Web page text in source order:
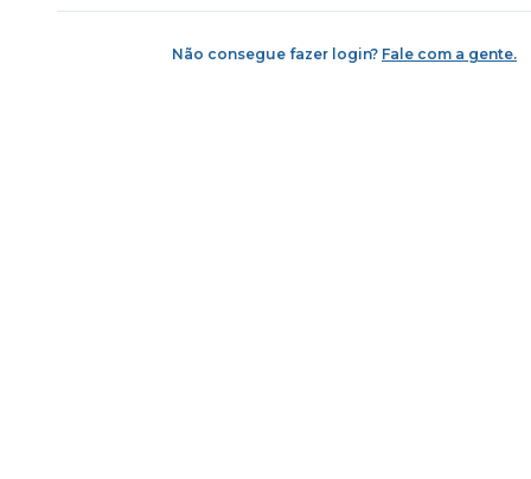
Não consegue fazer login? Fale com a gente.